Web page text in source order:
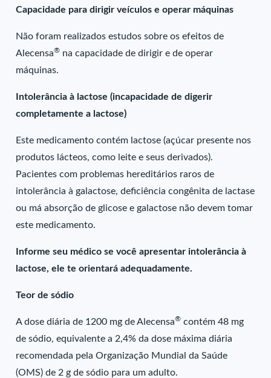
Capacidade para dirigir veículos e operar máquinas
Não foram realizados estudos sobre os efeitos de
Alecensa® na capacidade de dirigir e de operar
máquinas.
Intolerância à lactose (incapacidade de digerir
completamente a lactose)
Este medicamento contém lactose (açúcar presente nos
produtos lácteos, como leite e seus derivados).
Pacientes com problemas hereditários raros de
intolerância à galactose, deficiência congênita de lactase
ou má absorção de glicose e galactose não devem tomar
este medicamento.
Informe seu médico se você apresentar intolerância à
lactose, ele te orientará adequadamente.
Teor de sódio
A dose diária de 1200 mg de Alecensa® contém 48 mg
de sódio, equivalente a 2,4% da dose máxima diária
recomendada pela Organização Mundial da Saúde
(OMS) de 2 g de sódio para um adulto.